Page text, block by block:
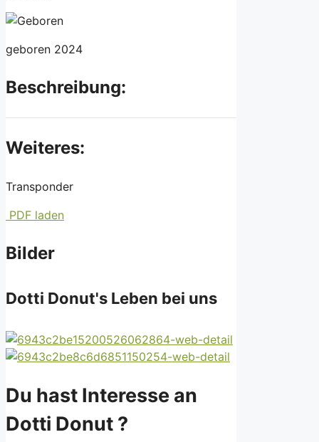
geboren 2024
Beschreibung:
Weiteres:
Transponder
PDF laden
Bilder
Dotti Donut's Leben bei uns
Du hast Interesse an
Dotti Donut ?